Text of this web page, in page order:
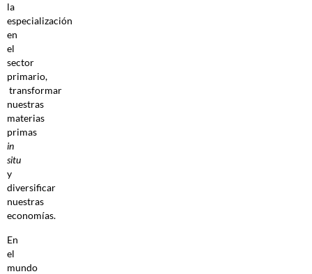
la
especialización
en
el
sector
primario,
transformar
nuestras
materias
primas
in
situ
y
diversificar
nuestras
economías.
En
el
mundo